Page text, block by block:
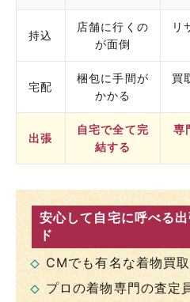
持込
店舗に行くの
が面倒
リ
宅配
梱包に手間が
かかる
買
出張
自宅で全て完
結する
専
安心して自宅に呼べる
ド
CMでも有名な着物買
プロの着物専門の査定